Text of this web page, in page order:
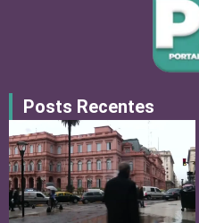
Posts Recentes